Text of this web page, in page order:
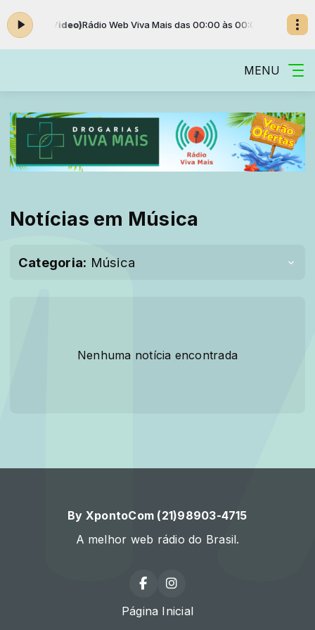
Music Video)Rádio Web Viva Mais das 00:00 às 00:00 - Tocando
MENU
Notícias em Música
Categoria: Música
Nenhuma notícia encontrada
By XpontoCom (21)98903-4715
A melhor web rádio do Brasil.
Página Inicial